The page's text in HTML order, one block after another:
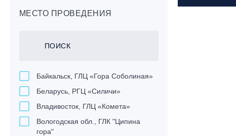
МЕСТО ПРОВЕДЕНИЯ
Байкальск, ГЛЦ «Гора Соболиная»
Беларусь, РГЦ «Силичи»
Владивосток, ГЛЦ «Комета»
Вологодская обл., ГЛК "Ципина
гора"